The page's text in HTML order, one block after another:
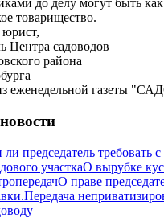
до делу могут быть
товарищество.
юрист,
Центра садоводов
района
еженедельной газеты
председатель требовать
участкаО вырубке
О праве
Передача